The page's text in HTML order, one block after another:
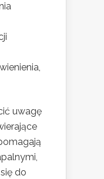
uwagę
do